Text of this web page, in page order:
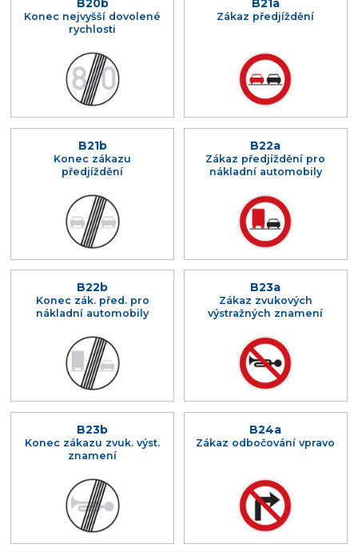
B20b
Konec nejvyšší dovolené
rychlosti
B21a
Zákaz předjíždění
B21b
Konec zákazu
předjíždění
B22a
Zákaz předjíždění pro
nákladní automobily
B22b
Konec zák. před. pro
nákladní automobily
B23a
Zákaz zvukových
výstražných znamení
B23b
Konec zákazu zvuk. výst.
znamení
B24a
Zákaz odbočování vpravo